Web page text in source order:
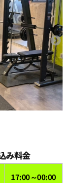
み料金
17:00～00:00